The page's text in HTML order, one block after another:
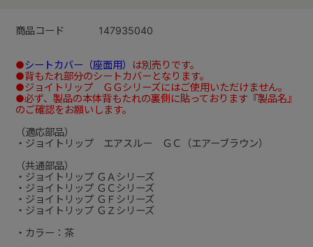
商品コード 147935040
●シートカバー（座面用）
は別売りです。
●背もたれ部分のシートカバーとなります。
●ジョイトリップ ＧＧシリーズにはご使用いただけません。
●必ず、製品の本体背もたれの裏側に貼っております『製品名』
のご確認をお願いします。
（適応部品）
・ジョイトリップ エアスルー ＧＣ（エアーブラウン）
（共通部品）
・ジョイトリップ ＧＡシリーズ
・ジョイトリップ ＧＣシリーズ
・ジョイトリップ ＧＦシリーズ
・ジョイトリップ ＧＺシリーズ
・カラー：茶